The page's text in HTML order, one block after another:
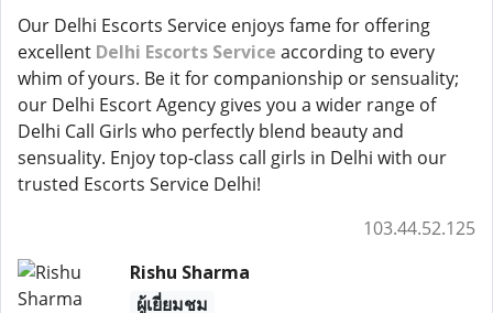
Our Delhi Escorts Service enjoys fame for offering
excellent Delhi Escorts Service according to every
whim of yours. Be it for companionship or sensuality;
our Delhi Escort Agency gives you a wider range of
Delhi Call Girls who perfectly blend beauty and
sensuality. Enjoy top-class call girls in Delhi with our
trusted Escorts Service Delhi!
103.44.52.125
Rishu Sharma
ผู้เยี่ยมชม